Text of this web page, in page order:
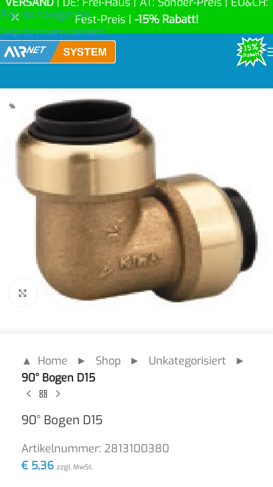
Skip to navigation
Skip to main content
Fest-Preis | -15% Rabatt!
%
Click to enlarge
▲ Home ► Shop ► Unkategorisiert ►
90° Bogen D15
90° Bogen D15
Artikelnummer: 2813100380
€ 5,36 zzgl. MwSt.